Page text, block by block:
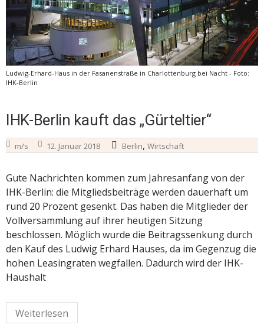
Ludwig-Erhard-Haus in der Fasanenstraße in Charlottenburg bei Nacht - Foto:
IHK-Berlin
IHK-Berlin kauft das „Gürteltier“
m/s 12. Januar 2018 Berlin, Wirtschaft
Gute Nachrichten kommen zum Jahresanfang von der
IHK-Berlin: die Mitgliedsbeiträge werden dauerhaft um
rund 20 Prozent gesenkt. Das haben die Mitglieder der
Vollversammlung auf ihrer heutigen Sitzung
beschlossen. Möglich wurde die Beitragssenkung durch
den Kauf des Ludwig Erhard Hauses, da im Gegenzug die
hohen Leasingraten wegfallen. Dadurch wird der IHK-
Haushalt
Weiterlesen